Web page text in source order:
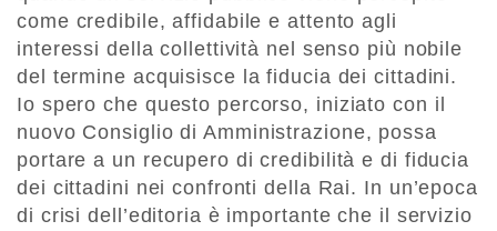
come credibile, affidabile e attento agli
interessi della collettività nel senso più nobile
del termine acquisisce la fiducia dei cittadini.
Io spero che questo percorso, iniziato con il
nuovo Consiglio di Amministrazione, possa
portare a un recupero di credibilità e di fiducia
dei cittadini nei confronti della Rai. In un’epoca
di crisi dell’editoria è importante che il servizio